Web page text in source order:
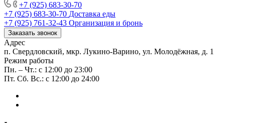
+7 (925) 683-30-70
+7 (925) 683-30-70 Доставка еды
+7 (925) 761-32-43 Организация и бронь
Заказать звонок
Адрес
п. Свердловский, мкр. Лукино-Варино, ул. Молодёжная, д. 1
Режим работы
Пн. – Чт.: с 12:00 до 23:00
Пт. Сб. Вс.: с 12:00 до 24:00